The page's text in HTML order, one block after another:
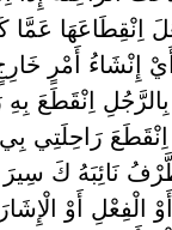
اِنْقِطَاعَهَا
أَيْ إِنْشَاءُ أَمْرٍ
اِنْقَطَعَ بِهِ
رَاحِلَتِي
نَائِبَهُ كَ
الْفِعْلِ أَوْ